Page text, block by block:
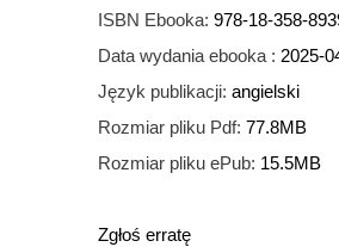
ISBN Ebooka: 978-18-358-
Data wydania ebooka : 2025-
Język publikacji: angielski
Rozmiar pliku Pdf: 77.8MB
Rozmiar pliku ePub: 15.5MB
Zgłoś erratę